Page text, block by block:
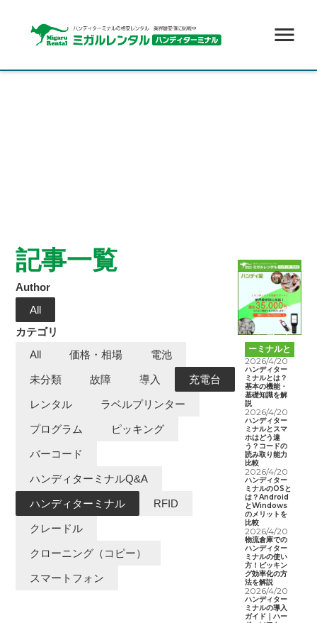
記事一覧
Author
All
カテゴリ
All
価格・相場 電池
未分類 故障 導入 充電台
レンタル ラベルプリンター
プログラム ピッキング
バーコード
ハンディターミナルQ&A
ハンディターミナル RFID
クレードル
クローニング（コピー）
スマートフォン
ハンディタ
ーミナルと
は
2026/4/20
ハンディター
ミナルとは？
基本の機能・
基礎知識を解
説
2026/4/20
ハンディター
ミナルとスマ
ホはどう違
う？コードの
読み取り能力
比較
2026/4/20
ハンディター
ミナルのOSと
は？Android
とWindows
のメリットを
比較
2026/4/20
物流倉庫での
ハンディター
ミナルの使い
方！ピッキン
グ効率化の方
法を解説
2026/4/20
ハンディター
ミナルの導入
ガイド｜ハー
menu